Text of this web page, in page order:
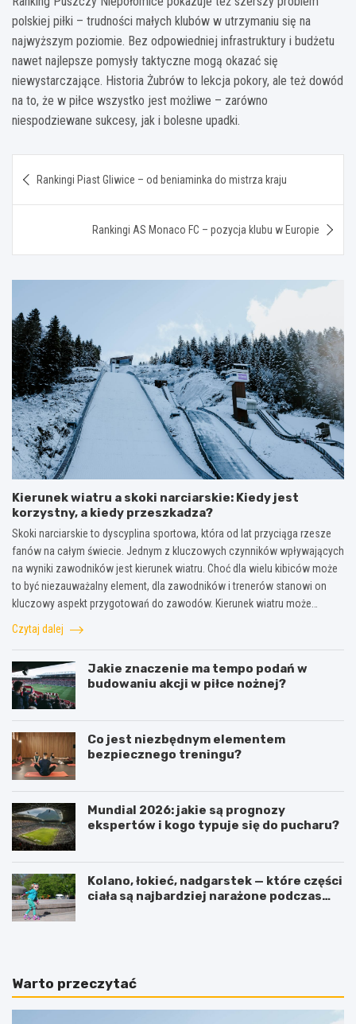
polskiej piłki – trudności małych klubów w utrzymaniu się na
najwyższym poziomie. Bez odpowiedniej infrastruktury i budżetu
nawet najlepsze pomysły taktyczne mogą okazać się
niewystarczające. Historia Żubrów to lekcja pokory, ale też dowód
na to, że w piłce wszystko jest możliwe – zarówno
niespodziewane sukcesy, jak i bolesne upadki.
wpisu
Rankingi Piast Gliwice – od beniaminka do mistrza kraju
Rankingi AS Monaco FC – pozycja klubu w Europie
Kierunek wiatru a skoki narciarskie: Kiedy jest
korzystny, a kiedy przeszkadza?
Skoki narciarskie to dyscyplina sportowa, która od lat przyciąga rzesze
fanów na całym świecie. Jednym z kluczowych czynników wpływających
na wyniki zawodników jest kierunek wiatru. Choć dla wielu kibiców może
to być niezauważalny element, dla zawodników i trenerów stanowi on
kluczowy aspekt przygotowań do zawodów. Kierunek wiatru może…
Czytaj dalej
Jakie znaczenie ma tempo podań w
budowaniu akcji w piłce nożnej?
Co jest niezbędnym elementem
bezpiecznego treningu?
Mundial 2026: jakie są prognozy
ekspertów i kogo typuje się do pucharu?
Kolano, łokieć, nadgarstek — które części
ciała są najbardziej narażone podczas
Warto przeczytać